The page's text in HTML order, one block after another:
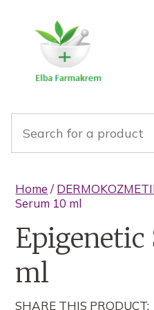
Home /
Serum 10 ml
Epigenetic
ml
SHARE THIS PRODUCT: